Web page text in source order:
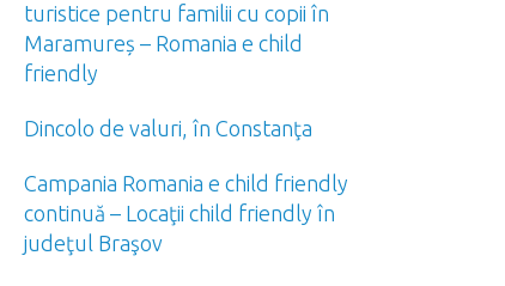
turistice pentru familii cu copii în
Maramureș – Romania e child
friendly
Dincolo de valuri, în Constanţa
Campania Romania e child friendly
continuă – Locaţii child friendly în
judeţul Braşov